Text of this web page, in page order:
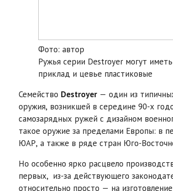
Фото: автор
Ружья серии Destroyer могут
приклад и цевье пластиковые
Семейство Destroyer — один из
оружия, возникшей в середине 90-х
самозарядных ружей с дизайном
такое оружие за пределами Европы: в
ЮАР, а также в ряде стран Юго-
Но особенно ярко расцвело
первых, из-за действующего
относительно просто — на